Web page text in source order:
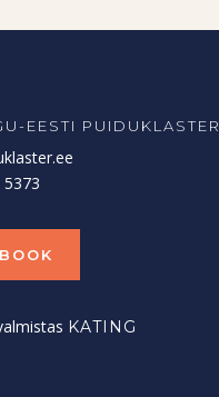
EESTI PUIDUKLASTER
KATING